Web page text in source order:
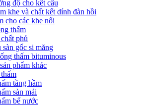
độ cho kết cấu
khe và chất kết dính đàn hồi
cho các khe nối
thấm
phủ
sàn gốc si măng
thấm bituminous
phẩm khác
tầng hầm
sàn mái
bể nước